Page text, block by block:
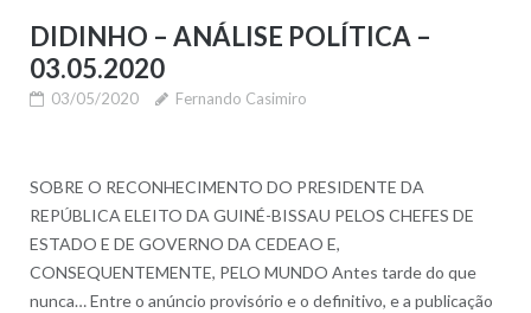
DIDINHO – ANÁLISE POLÍTICA –
03.05.2020
03/05/2020 Fernando Casimiro
SOBRE O RECONHECIMENTO DO PRESIDENTE DA
REPÚBLICA ELEITO DA GUINÉ-BISSAU PELOS CHEFES DE
ESTADO E DE GOVERNO DA CEDEAO E,
CONSEQUENTEMENTE, PELO MUNDO Antes tarde do que
nunca… Entre o anúncio provisório e o definitivo, e a publicação